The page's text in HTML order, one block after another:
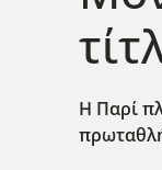
Η Παρί